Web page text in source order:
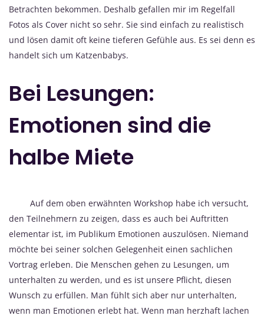
Betrachten bekommen. Deshalb gefallen mir im Regelfall
Fotos als Cover nicht so sehr. Sie sind einfach zu realistisch
und lösen damit oft keine tieferen Gefühle aus. Es sei denn es
handelt sich um Katzenbabys.
Bei Lesungen:
Emotionen sind die
halbe Miete
Auf dem oben erwähnten Workshop habe ich versucht,
den Teilnehmern zu zeigen, dass es auch bei Auftritten
elementar ist, im Publikum Emotionen auszulösen. Niemand
möchte bei seiner solchen Gelegenheit einen sachlichen
Vortrag erleben. Die Menschen gehen zu Lesungen, um
unterhalten zu werden, und es ist unsere Pflicht, diesen
Wunsch zu erfüllen. Man fühlt sich aber nur unterhalten,
wenn man Emotionen erlebt hat. Wenn man herzhaft lachen